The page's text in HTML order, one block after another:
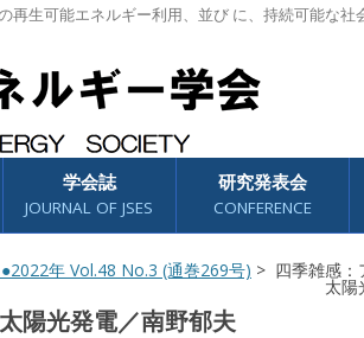
再生可能エネルギー利用、並び に、持続可能な
学会誌
JOURNAL OF JSES
研究発表会
CONFERENCE
●2022年 Vol.48 No.3 (通巻269号) > 四季雑感：
太陽
陽光発電／南野郁夫